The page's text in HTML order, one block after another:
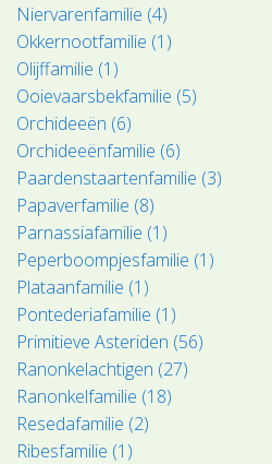
Niervarenfamilie (4)
Okkernootfamilie (1)
Olijffamilie (1)
Ooievaarsbekfamilie (5)
Orchideeën (6)
Orchideeënfamilie (6)
Paardenstaartenfamilie (3)
Papaverfamilie (8)
Parnassiafamilie (1)
Peperboompjesfamilie (1)
Plataanfamilie (1)
Pontederiafamilie (1)
Primitieve Asteriden (56)
Ranonkelachtigen (27)
Ranonkelfamilie (18)
Resedafamilie (2)
Ribesfamilie (1)